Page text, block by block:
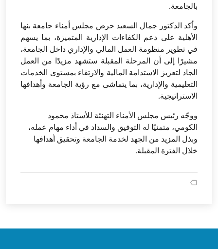
بالجامعة.
وأكد الدكتور جمال السعيد حرص مجلس أمناء جامعة بنها
الأهلية على دعم الكفاءات الإدارية المتميزة، بما يسهم
في تطوير منظومة العمل المالي والإداري داخل الجامعة،
مشيرًا إلى أن المرحلة المقبلة ستشهد مزيدًا من العمل
الجاد لتعزيز الاستدامة المالية والارتقاء بمستوى الخدمات
التعليمية والإدارية، بما يتماشى مع رؤية الجامعة وأهدافها
الاستراتيجية.
ووجّه رئيس مجلس الأمناء التهنئة للأستاذ محمود
الكومي، متمنيًا له التوفيق والسداد في أداء مهام عمله،
وبذل المزيد من الجهد لخدمة الجامعة وتحقيق أهدافها
خلال الفترة المقبلة.